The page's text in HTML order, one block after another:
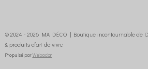
© 2024 - 2026 MA DÉCO | Boutique incontournable de
& produits d’art de vivre
Propulsé parWebador